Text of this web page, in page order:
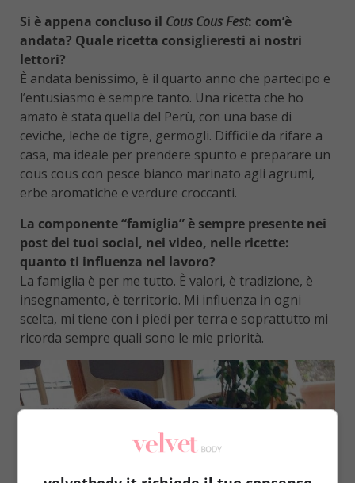
Si è appena concluso il Cous Cous Fest: com’è
andata? Quale ricetta consiglieresti ai nostri
lettori?
È andata benissimo, è il quarto anno che partecipo e
l’entusiasmo è sempre tanto. Una ricetta che ho
amato è stata quella del Perù, con una base di
ceviche, leche de tigre, germogli. Difficile da rifare a
casa, ma ideale per prendere spunto e preparare un
cous cous con pesce bianco marinato agli agrumi,
erbe aromatiche e verdure croccanti.
La componente “famiglia” è sempre presente nei
post dei tuoi social, nei video, nelle ricette:
quanto ti influenza nel lavoro?
La famiglia è per me tutto. È valori, è tradizione, è
insegnamento, è territorio. Mi influenza in ogni
scelta, mi tiene con i piedi per terra e soprattutto mi
ricorda sempre quali sono le mie priorità.